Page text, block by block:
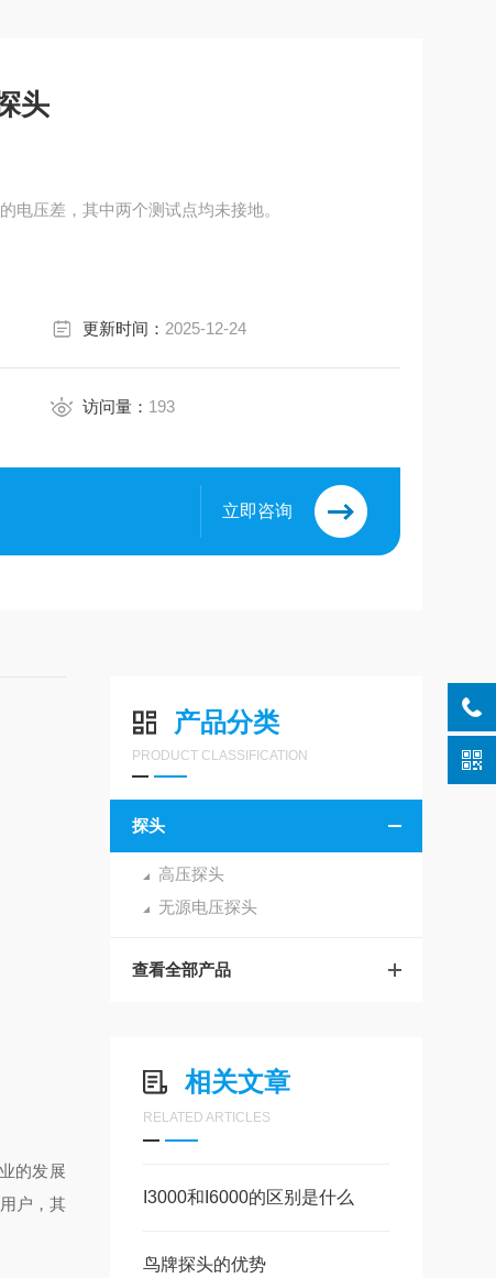
头
电压差，其中两个测试点均未接地。
更新时间： 2025-12-24
访问量： 193
立即咨询
产品分类
PRODUCT CLASSIFICATION
探头
高压探头
无源电压探头
查看全部产品
相关文章
RELATED ARTICLES
I3000和I6000的区别是什么
鸟牌探头的优势
的发展
户，其